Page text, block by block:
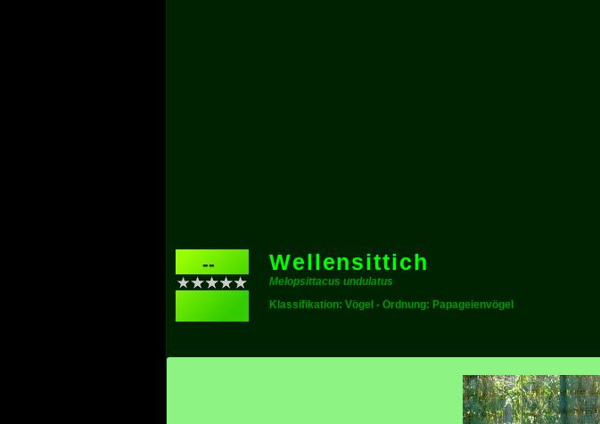
-- Wellensittich
Melopsittacus undulatus
Klassifikation: Vögel - Ordnung: Papageienvögel